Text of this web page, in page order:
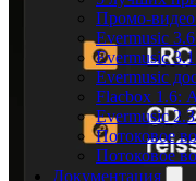
Промо-
Evermusic
Evermusic
Evermusic
Flacbox 1.6:
Evermusic
Потоковое
Потоковое
Документация